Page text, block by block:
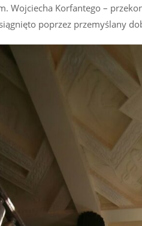
Wojciecha Korfantego –
poprzez przemyślany